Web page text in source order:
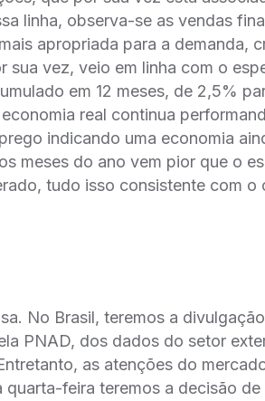
linha, observa-se as vendas
apropriada para a demanda,
sua vez, veio em linha com o
em 12 meses, de 2,5%
real continua
indicando uma economia
meses do ano vem pior que o
tudo isso consistente com o
No Brasil, teremos a
PNAD, dos dados do setor
as atenções do
feira teremos a decisão